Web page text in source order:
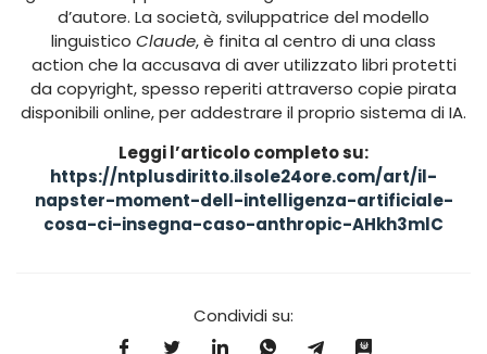
d’autore. La società, sviluppatrice del modello
linguistico Claude, è finita al centro di una class
action che la accusava di aver utilizzato libri protetti
da copyright, spesso reperiti attraverso copie pirata
disponibili online, per addestrare il proprio sistema di IA.
Leggi l’articolo completo su:
https://ntplusdiritto.ilsole24ore.com/art/il-
napster-moment-dell-intelligenza-artificiale-
cosa-ci-insegna-caso-anthropic-AHkh3mlC
Condividi su: